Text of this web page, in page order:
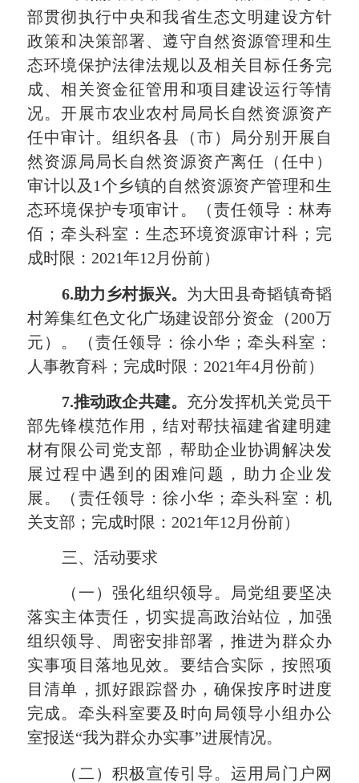
部贯彻执行中央和我省生态文明建设方针
政策和决策部署、遵守自然资源管理和生
态环境保护法律法规以及相关目标任务完
成、相关资金征管用和项目建设运行等情
况。开展市农业农村局局长自然资源资产
任中审计。组织各县（市）局分别开展自
然资源局局长自然资源资产离任（任中）
审计以及 1个乡镇的自然资源资产管理和生
态环境保护专项审计。（责任领导：林寿
佰；牵头科室：生态环境资源审计科；完
成时限： 2021年12 月份前）
6.助力乡村振兴。 为大田县奇韬镇奇韬
村筹集红色文化广场建设部分资金（200万
元）。（责任领导：徐小华；牵头科室：
人事教育科；完成时限： 2021年4月份前）
7.推动政企共建。 充分发挥机关党员干
部先锋模范作用，结对帮扶福建省建明建
材有限公司党支部，帮助企业协调解决发
展过程中遇到的困难问题，助力企业发
展。（责任领导：徐小华；牵头科室：机
关支部；完成时限： 2021年12 月份前）
三、活动要求
（一）强化组织领导。
局党组要坚决
落实主体责任，切实提高政治站位，加强
组织领导、周密安排部署，推进为群众办
实事项目落地见效。要结合实际，按照项
目清单，抓好跟踪督办，确保按序时进度
完成。牵头科室要及时向局领导小组办公
室报送“我为群众办实事”进展情况。
（二）积极宣传引导。运用局门户网